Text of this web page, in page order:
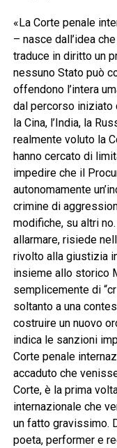
«La Corte penale
– nasce dall’idea
traduce in diritto un
nessuno Stato può
offendono l’intera
dal percorso iniziato
la Cina, l’India, la
realmente voluto la
hanno cercato di
impedire che il
autonomamente
crimine di
modifiche, su altri
allarmare, risiede
rivolto alla giustizia
insieme allo storico
semplicemente di
soltanto a una
costruire un nuovo
indica le sanzioni
Corte penale
accaduto che
Corte, è la prima
internazionale che
un fatto gravissimo.
poeta, performer e